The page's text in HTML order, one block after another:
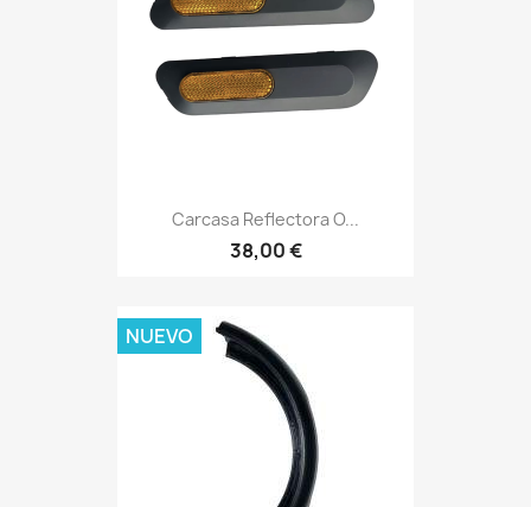
Carcasa Reflectora O...
38,00 €
NUEVO